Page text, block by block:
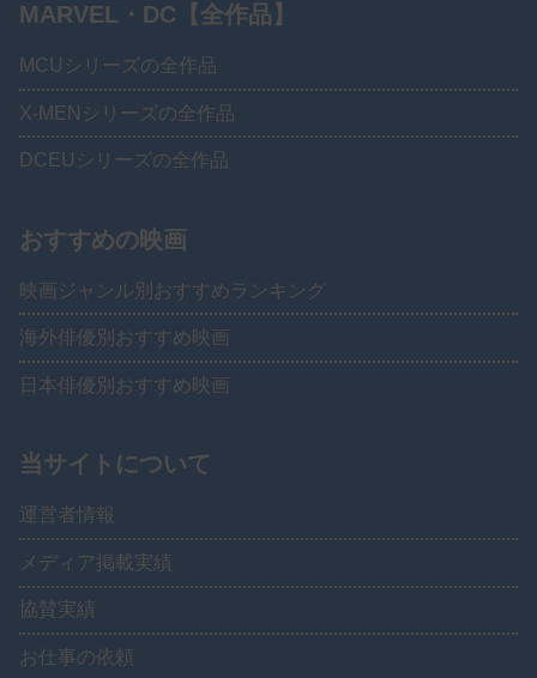
MARVEL・DC【全作品】
MCUシリーズの全作品
X-MENシリーズの全作品
DCEUシリーズの全作品
おすすめの映画
映画ジャンル別おすすめランキング
海外俳優別おすすめ映画
日本俳優別おすすめ映画
当サイトについて
運営者情報
メディア掲載実績
協賛実績
お仕事の依頼